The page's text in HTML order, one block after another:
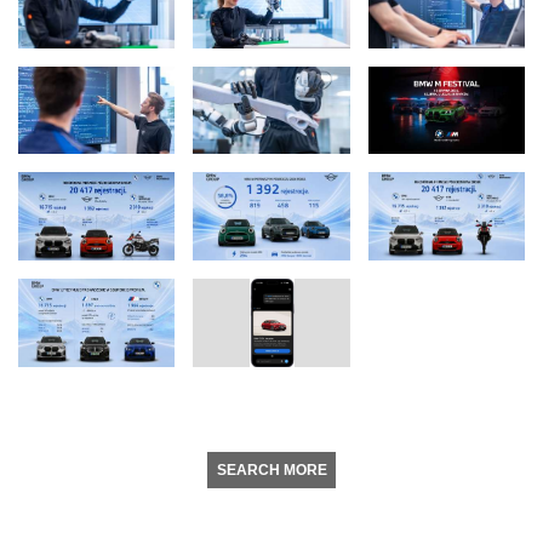
SEARCH MORE